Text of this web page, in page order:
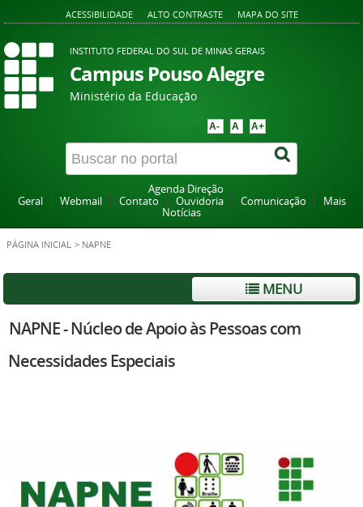
ACESSIBILIDADE ALTO CONTRASTE MAPA DO SITE
INSTITUTO FEDERAL DO SUL DE MINAS GERAIS
Campus Pouso Alegre
Ministério da Educação
A- A A+
Agenda Direção
Geral
Webmail Contato Ouvidoria Comunicação
Mais
Notícias
PÁGINA INICIAL > NAPNE
MENU
NAPNE - Núcleo de Apoio às Pessoas com
Necessidades Especiais